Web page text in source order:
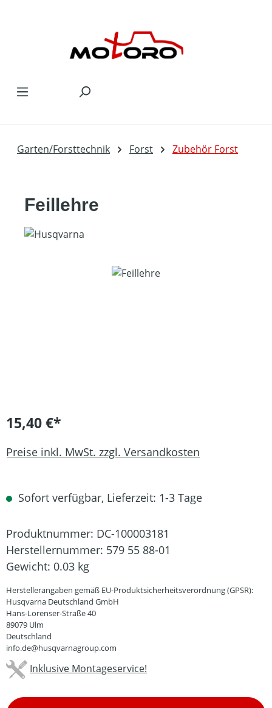
Garten/Forsttechnik Forst Zubehör Forst
Feillehre
Bildergalerie überspringen
15,40 €*
Preise inkl. MwSt. zzgl. Versandkosten
Sofort verfügbar, Lieferzeit: 1-3 Tage
Produktnummer: DC-100003181
Herstellernummer: 579 55 88-01
Gewicht: 0.03 kg
Herstellerangaben gemäß EU-Produktsicherheitsverordnung (GPSR):
Husqvarna Deutschland GmbH
Hans-Lorenser-Straße 40
89079 Ulm
Deutschland
info.de@husqvarnagroup.com
Inklusive Montageservice!